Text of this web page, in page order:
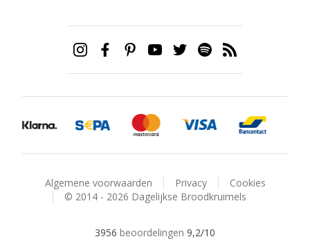
Algemene voorwaarden Privacy
Cookies
© 2014 - 2026 Dagelijkse Broodkruimels
3956 beoordelingen 9,2/10